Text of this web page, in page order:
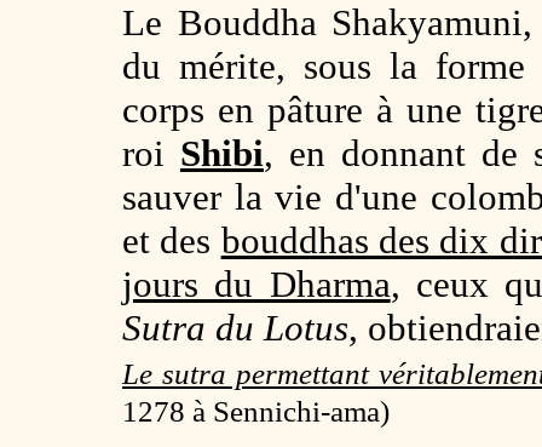
Le Bouddha
du mérite, sous la
corps en pâture à une
roi Shibi, en donnant de
sauver la vie d'une
et des bouddhas des dix
jours du Dharma, ceux
Sutra du Lotus,
Le sutra permettant
1278 à Sennichi-ama)